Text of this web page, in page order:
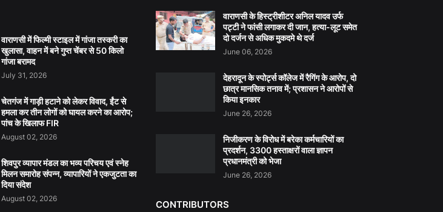
वाराणसी में फिल्मी स्टाइल में गांजा तस्करी का
खुलासा, वाहन में बने गुप्त चेंबर से 50 किलो
गांजा बरामद
July 31, 2026
चेतगंज में गाड़ी हटाने को लेकर विवाद, ईंट से
हमला कर तीन लोगों को घायल करने का आरोप;
पांच के खिलाफ FIR
August 02, 2026
शिवपुर व्यापार मंडल का भव्य परिचय एवं स्नेह
मिलन समारोह संपन्न, व्यापारियों ने एकजुटता का
दिया संदेश
August 02, 2026
वाराणसी के हिस्ट्रीशीटर अनिल यादव उर्फ
पट्टी ने फांसी लगाकर दी जान, हत्या-लूट समेत
दो दर्जन से अधिक मुकदमे थे दर्ज
June 06, 2026
देहरादून के स्पोर्ट्स कॉलेज में रैगिंग के आरोप, दो
छात्र मानसिक तनाव में; प्रशासन ने आरोपों से
किया इनकार
June 26, 2026
निजीकरण के विरोध में बरेका कर्मचारियों का
प्रदर्शन, 3300 हस्ताक्षरों वाला ज्ञापन
प्रधानमंत्री को भेजा
June 26, 2026
CONTRIBUTORS